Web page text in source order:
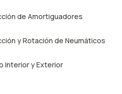
de Amortiguadores
y Rotación de Neumáticos
Interior y Exterior